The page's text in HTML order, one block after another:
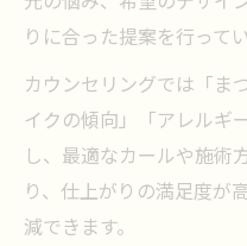
りに合った提案を行ってい
カウンセリングでは「ま
イクの傾向」「アレルギ
し、最適なカールや施術
り、仕上がりの満足度が
減できます。